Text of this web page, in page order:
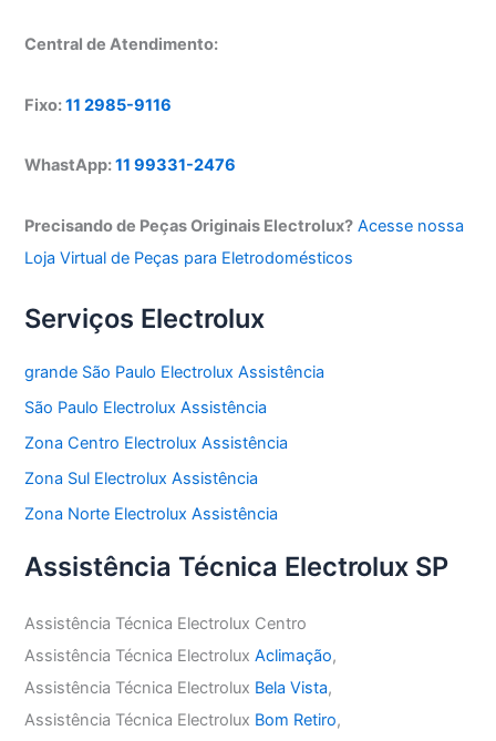
Central de Atendimento:
Fixo:11 2985-9116
WhastApp:11 99331-2476
Precisando de Peças Originais Electrolux? Acesse nossa
Loja Virtual de Peças para Eletrodomésticos
Serviços Electrolux
grande São Paulo Electrolux Assistência
São Paulo Electrolux Assistência
Zona Centro Electrolux Assistência
Zona Sul Electrolux Assistência
Zona Norte Electrolux Assistência
Assistência Técnica Electrolux SP
Assistência Técnica Electrolux Centro
Assistência Técnica ElectroluxAclimação,
Assistência Técnica Electrolux Bela Vista,
Assistência Técnica Electrolux Bom Retiro,